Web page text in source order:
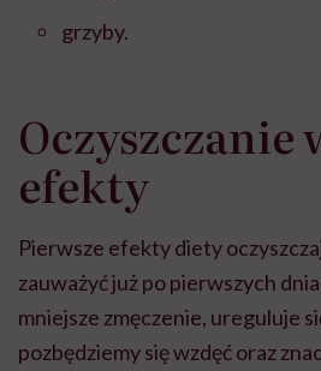
grzyby.
Oczyszczanie
efekty
Pierwsze efekty diety
zauważyć już po pierwszych
mniejsze zmęczenie, ureguluje
pozbędziemy się wzdęć oraz